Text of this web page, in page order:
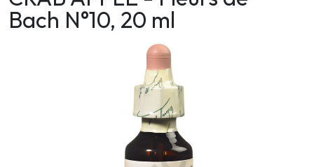
Bach N°10, 20 ml